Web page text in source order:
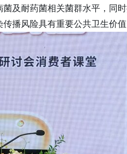
及耐药菌相关菌群水平，同
播风险具有重要公共卫生价值